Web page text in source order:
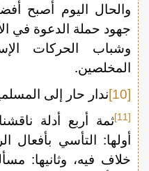
والحال اليوم أصبح
جهود حملة الدعوة في
وشباب الحركات
المخلصين.
[10]
ندار حار إلى
[11]
ثمة أربع أدلة
أولها: التأسي
خلاف فيه، وثانيها: